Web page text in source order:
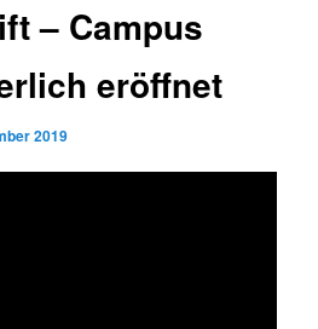
– Campus
eröffnet
2019